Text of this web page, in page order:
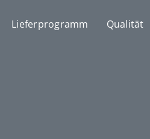
Lieferprogramm Qualität